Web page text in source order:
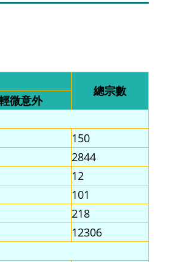
總宗數
微意外
150
2844
12
101
218
12306